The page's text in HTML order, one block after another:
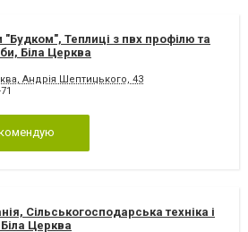
"Будком", Теплиці з пвх профілю та
Біла Церква
Андрія Шептицького, 43
Сільськогосподарська техніка і
Церква